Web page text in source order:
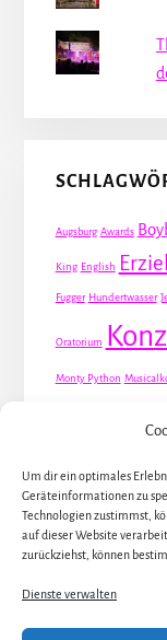
Um dir ein optimales
Geräteinformationen zu
Technologien zustimmst,
auf dieser Website
zurückziehst, können
Dienste verwalten
Augsburg Awards
King English
Fugger Hundertwasser
Oratorium
Monty Python
Premiere
Dirie
ALLE